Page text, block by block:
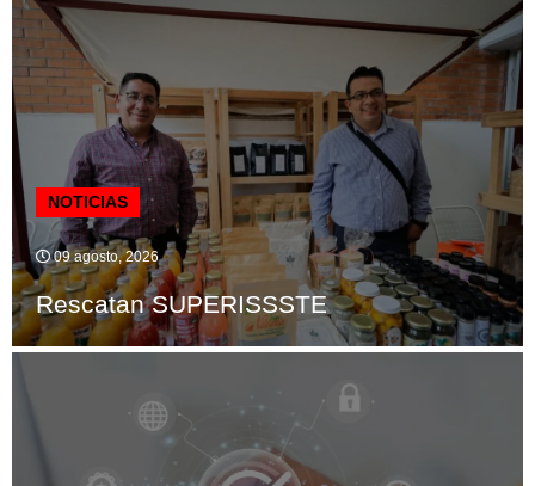
NOTICIAS
09 agosto, 2026
Rescatan SUPERISSSTE